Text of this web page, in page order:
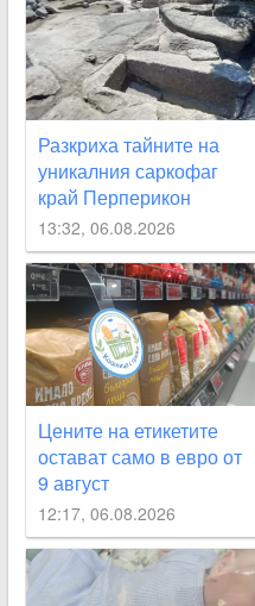
Разкриха тайните на
уникалния саркофаг
край Перперикон
13:32, 06.08.2026
Цените на етикетите
остават само в евро от
9 август
12:17, 06.08.2026